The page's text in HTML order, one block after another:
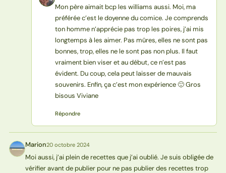
Mon père aimait bcp les williams aussi. Moi, ma
préférée c’est le doyenne du comice. Je comprends
ton homme n’apprécie pas trop les poires, j’ai mis
longtemps à les aimer. Pas mûres, elles ne sont pas
bonnes, trop, elles ne le sont pas non plus. Il faut
vraiment bien viser et au début, ce n’est pas
évident. Du coup, cela peut laisser de mauvais
souvenirs. Enfin, ça c’est mon expérience 🙂 Gros
bisous Viviane
Répondre
M Marion20 octobre 2024
Moi aussi, j’ai plein de recettes que j’ai oublié. Je suis obligée de
vérifier avant de publier pour ne pas publier des recettes trop